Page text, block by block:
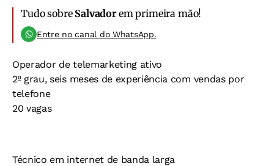
Tudo sobre Salvadorem primeira mão!
Entre no canal do WhatsApp.
Operador de telemarketing ativo
2º grau, seis meses de experiência com vendas por
telefone
20 vagas
Técnico em internet de banda larga